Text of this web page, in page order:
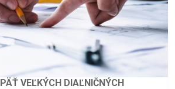
VEĽKÝCH DIAĽNIČNÝCH